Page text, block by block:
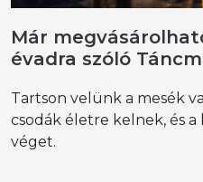
Már
évadra szóló
Tartson velünk a mesék
csodák életre kelnek, és
véget.